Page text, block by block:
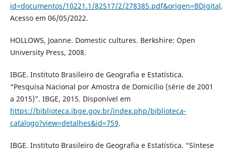
id=documentos/10221.1/82517/2/278385.pdf&origen=BDigital.
Acesso em 06/05/2022.
HOLLOWS, Joanne. Domestic cultures. Berkshire: Open
University Press, 2008.
IBGE. Instituto Brasileiro de Geografia e Estatística.
“Pesquisa Nacional por Amostra de Domicílio (série de 2001
a 2015)”. IBGE, 2015. Disponível em
https://biblioteca.ibge.gov.br/index.php/biblioteca-
catalogo?view=detalhes&id=759.
IBGE. Instituto Brasileiro de Geografia e Estatística. “Síntese